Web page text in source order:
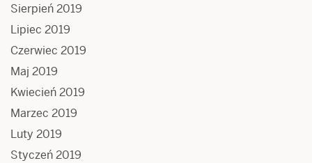
Sierpień 2019
Lipiec 2019
Czerwiec 2019
Maj 2019
Kwiecień 2019
Marzec 2019
Luty 2019
Styczeń 2019